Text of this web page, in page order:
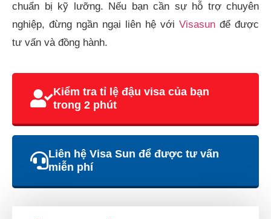
chuẩn bị kỹ lưỡng. Nếu bạn cần sự hỗ trợ chuyên
nghiệp, đừng ngần ngại liên hệ với Visasun để được
tư vấn và đồng hành.
Kiểm tra tỉ lệ đậu visa của bạn
trong 2 phút
Liên hệ Visa Sun để được tư vấn
miễn phí